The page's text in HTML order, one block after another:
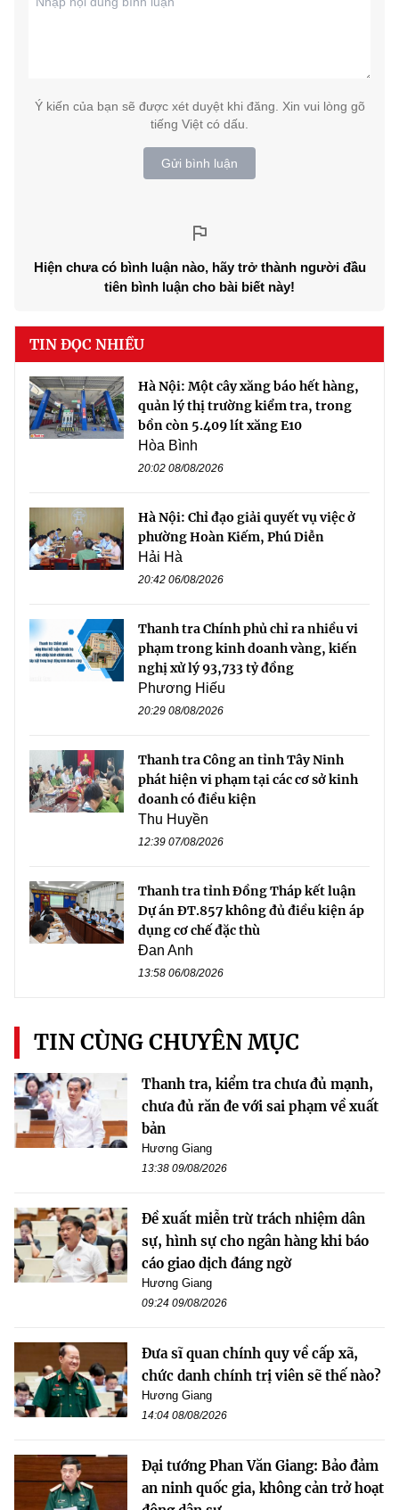
Ý kiến của bạn sẽ được xét duyệt khi đăng. Xin vui lòng gõ
tiếng Việt có dấu.
Gửi bình luận
Hiện chưa có bình luận nào, hãy trở thành người đầu
tiên bình luận cho bài biết này!
TIN ĐỌC NHIỀU
Hà Nội: Một cây xăng báo hết hàng,
quản lý thị trường kiểm tra, trong
bồn còn 5.409 lít xăng E10
Hòa Bình
20:02 08/08/2026
Hà Nội: Chỉ đạo giải quyết vụ việc ở
phường Hoàn Kiếm, Phú Diễn
Hải Hà
20:42 06/08/2026
Thanh tra Chính phủ chỉ ra nhiều vi
phạm trong kinh doanh vàng, kiến
nghị xử lý 93,733 tỷ đồng
Phương Hiếu
20:29 08/08/2026
Thanh tra Công an tỉnh Tây Ninh
phát hiện vi phạm tại các cơ sở kinh
doanh có điều kiện
Thu Huyền
12:39 07/08/2026
Thanh tra tỉnh Đồng Tháp kết luận
Dự án ĐT.857 không đủ điều kiện áp
dụng cơ chế đặc thù
Đan Anh
13:58 06/08/2026
TIN CÙNG CHUYÊN MỤC
Thanh tra, kiểm tra chưa đủ mạnh,
chưa đủ răn đe với sai phạm về xuất
bản
Hương Giang
13:38 09/08/2026
Đề xuất miễn trừ trách nhiệm dân
sự, hình sự cho ngân hàng khi báo
cáo giao dịch đáng ngờ
Hương Giang
09:24 09/08/2026
Đưa sĩ quan chính quy về cấp xã,
chức danh chính trị viên sẽ thế nào?
Hương Giang
14:04 08/08/2026
Đại tướng Phan Văn Giang: Bảo đảm
an ninh quốc gia, không cản trở hoạt